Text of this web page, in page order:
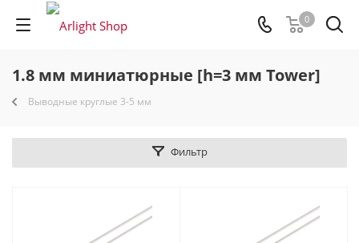
0
1.8 мм миниатюрные [h=3 мм Tower]
Выводные круглые 3-5 мм
Фильтр